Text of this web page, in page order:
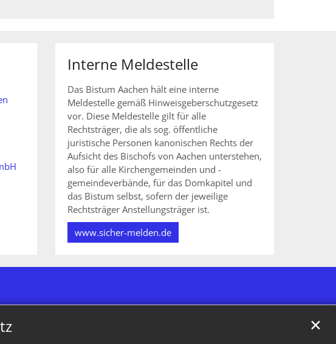
✕
Interne Meldestelle
Das Bistum Aachen hält eine interne
Meldestelle gemäß Hinweisgeberschutzgesetz
vor. Diese Meldestelle gilt für alle
Rechtsträger, die als sog. öffentliche
juristische Personen kanonischen Rechts der
Aufsicht des Bischofs von Aachen unterstehen,
also für alle Kirchengemeinden und -
gemeindeverbände, für das Domkapitel und
das Bistum selbst, sofern der jeweilige
Rechtsträger Anstellungsträger ist.
www.sicher-melden.de